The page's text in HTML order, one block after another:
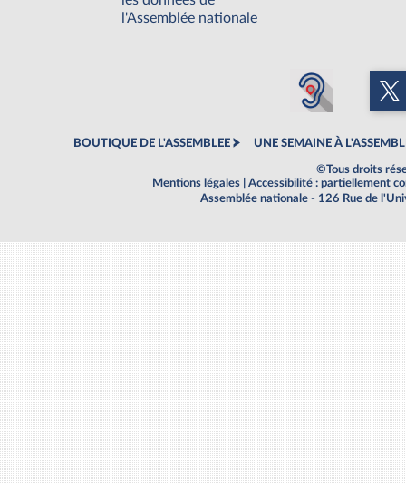
l'Assemblée nationale
BOUTIQUE DE L'ASSEMBLEE UNE SEMAINE À
©Tous droits
Mentions légales
Accessibilité : partiellement
Assemblée nationale - 126 Rue de